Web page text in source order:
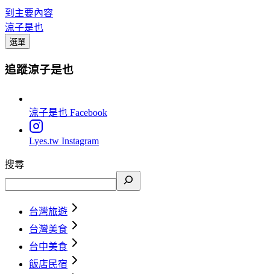
到主要內容
涼子是也
選單
追蹤涼子是也
涼子是也 Facebook
Lyes.tw Instagram
搜尋
台灣旅遊
台灣美食
台中美食
飯店民宿